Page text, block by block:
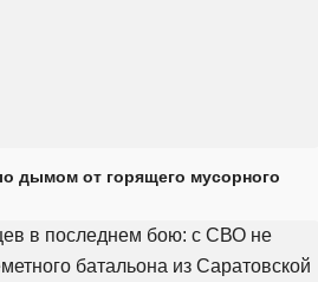
дымом от горящего мусорного